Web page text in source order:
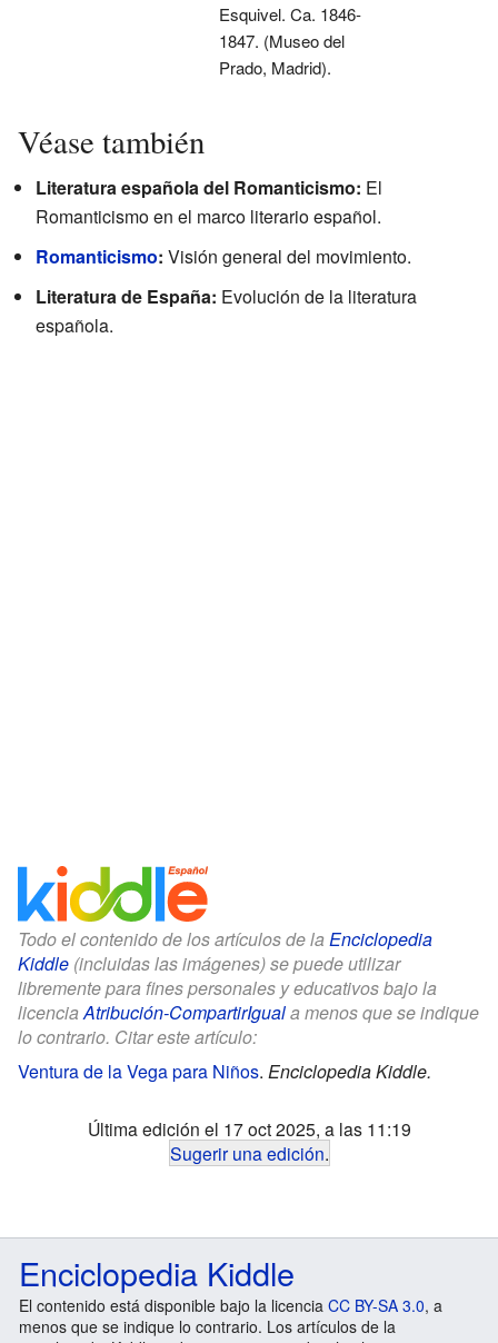
Esquivel. Ca. 1846-
1847. (Museo del
Prado, Madrid).
Véase también
Literatura española del Romanticismo: El
Romanticismo en el marco literario español.
Romanticismo: Visión general del movimiento.
Literatura de España: Evolución de la literatura
española.
Todo el contenido de los artículos de la Enciclopedia
Kiddle (incluidas las imágenes) se puede utilizar
libremente para fines personales y educativos bajo la
licencia Atribución-CompartirIguala menos que se indique
lo contrario. Citar este artículo:
Ventura de la Vega para Niños. Enciclopedia Kiddle.
Última edición el 17 oct 2025, a las 11:19
Sugerir una edición.
Enciclopedia Kiddle
El contenido está disponible bajo la licencia CC BY-SA 3.0, a
menos que se indique lo contrario. Los artículos de la